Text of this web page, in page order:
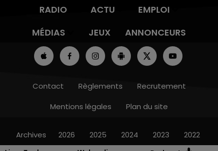
RADIO ACTU
EMPLOI
MÉDIAS
JEUX ANNONCEURS
Contact Règlements
Recrutement
Mentions légales
Plan du site
Archives 2026 2025 2024 2023 2022